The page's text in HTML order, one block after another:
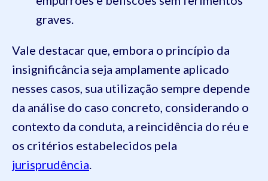
graves.
Vale destacar que, embora o princípio da
insignificância seja amplamente aplicado
nesses casos, sua utilização sempre depende
da análise do caso concreto, considerando o
contexto da conduta, a reincidência do réu e
os critérios estabelecidos pela
jurisprudência.